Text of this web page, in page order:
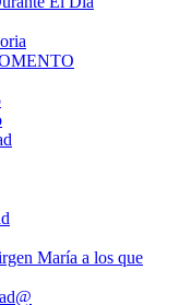
María a los que